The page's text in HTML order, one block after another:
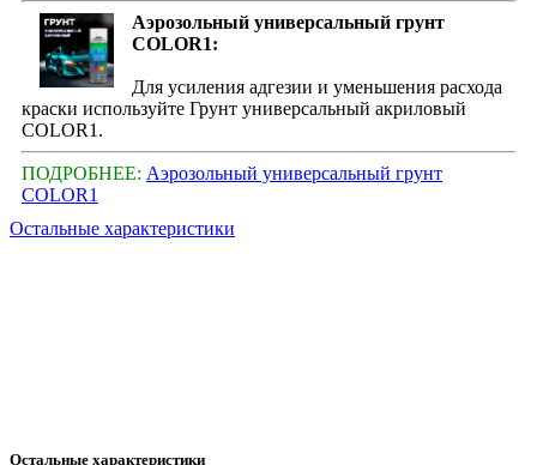
Аэрозольный универсальный грунт
COLOR1:
Для усиления адгезии и уменьшения расхода
краски используйте Грунт универсальный акриловый
COLOR1.
ПОДРОБНЕЕ: Аэрозольный универсальный грунт
COLOR1
Остальные характеристики
Остальные характеристики